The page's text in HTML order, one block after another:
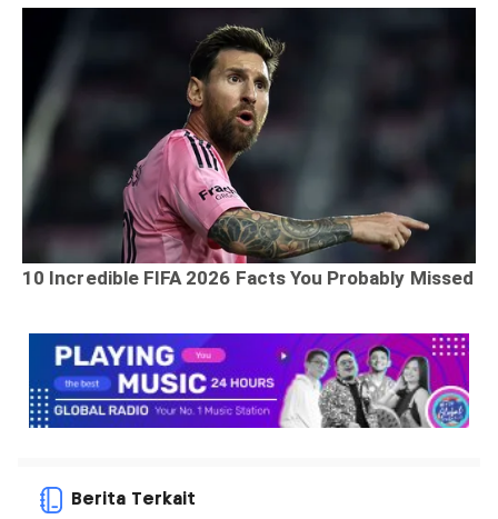
Berita Terkait